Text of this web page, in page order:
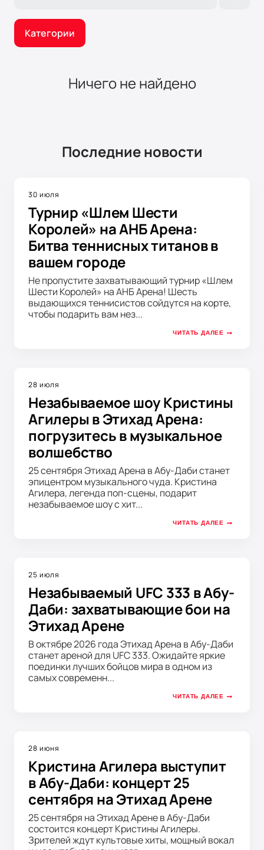
Категории
Ничего не найдено
Последние новости
30 июля
Турнир «Шлем Шести
Королей» на АНБ Арена:
Битва теннисных титанов в
вашем городе
Не пропустите захватывающий турнир «Шлем
Шести Королей» на АНБ Арена! Шесть
выдающихся теннисистов сойдутся на корте,
чтобы подарить вам нез...
ЧИТАТЬ ДАЛЕЕ
28 июля
Незабываемое шоу Кристины
Агилеры в Этихад Арена:
погрузитесь в музыкальное
волшебство
25 сентября Этихад Арена в Абу-Даби станет
эпицентром музыкального чуда. Кристина
Агилера, легенда поп-сцены, подарит
незабываемое шоу с хит...
ЧИТАТЬ ДАЛЕЕ
25 июля
Незабываемый UFC 333 в Абу-
Даби: захватывающие бои на
Этихад Арене
В октябре 2026 года Этихад Арена в Абу-Даби
станет ареной для UFC 333. Ожидайте яркие
поединки лучших бойцов мира в одном из
самых современн...
ЧИТАТЬ ДАЛЕЕ
28 июня
Кристина Агилера выступит
в Абу-Даби: концерт 25
сентября на Этихад Арене
25 сентября на Этихад Арене в Абу-Даби
состоится концерт Кристины Агилеры.
Зрителей ждут культовые хиты, мощный вокал